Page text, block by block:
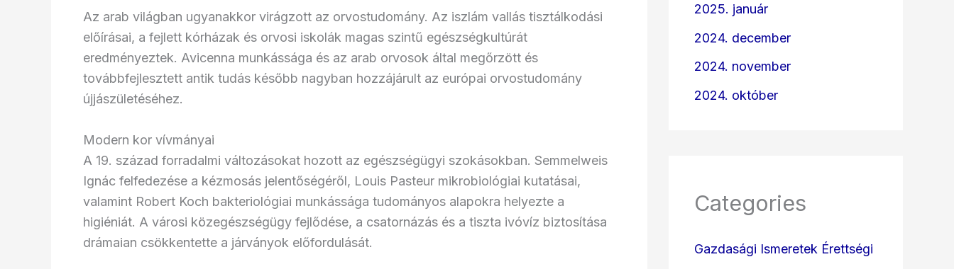
Az arab világban ugyanakkor virágzott az orvostudomány. Az iszlám vallás tisztálkodási
előírásai, a fejlett kórházak és orvosi iskolák magas szintű egészségkultúrát
eredményeztek. Avicenna munkássága és az arab orvosok által megőrzött és
továbbfejlesztett antik tudás később nagyban hozzájárult az európai orvostudomány
újjászületéséhez.
Modern kor vívmányai
A 19. század forradalmi változásokat hozott az egészségügyi szokásokban. Semmelweis
Ignác felfedezése a kézmosás jelentőségéről, Louis Pasteur mikrobiológiai kutatásai,
valamint Robert Koch bakteriológiai munkássága tudományos alapokra helyezte a
higiéniát. A városi közegészségügy fejlődése, a csatornázás és a tiszta ivóvíz biztosítása
drámaian csökkentette a járványok előfordulását.
2025. január
2024. december
2024. november
2024. október
Categories
Gazdasági Ismeretek Érettségi